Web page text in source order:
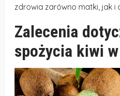
zdrowia zarówno matki, jak i
Zalecenia
spożycia kiwi